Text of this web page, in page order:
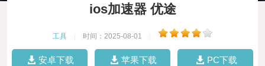
ios加速器 优途
工具 时间：2025-08-01
安卓下载 苹果下载 PC下载